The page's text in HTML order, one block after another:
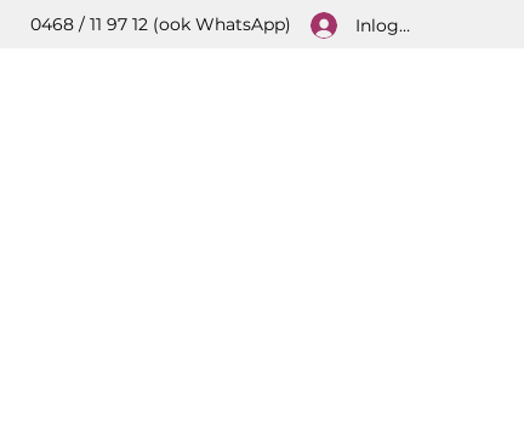
0468 / 11 97 12 (ook WhatsApp) Inloggen